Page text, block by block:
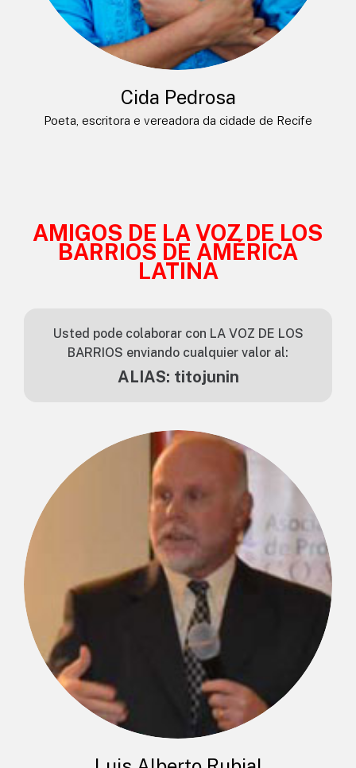
Cida Pedrosa
Poeta, escritora e vereadora da cidade de Recife
AMIGOS DE LA VOZ DE LOS
BARRIOS DE AMÉRICA
LATINA
Usted pode colaborar con LA VOZ DE LOS
BARRIOS enviando cualquier valor al:
ALIAS: titojunin